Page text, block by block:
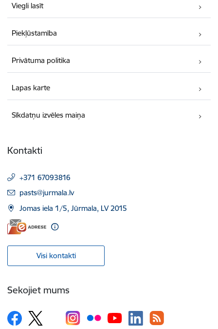
Viegli lasīt
Piekļūstamība
Privātuma politika
Lapas karte
Sīkdatņu izvēles maiņa
Kontakti
+371 67093816
E-pasts:
pasts@jurmala.lv
Jomas iela 1/5, Jūrmala, LV 2015
Visi kontakti
Sekojiet mums